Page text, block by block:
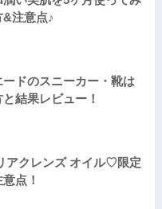
注意点♪
ードのスニーカー・靴は
結果レビュー！
アクレンズ オイル♡限定
点！